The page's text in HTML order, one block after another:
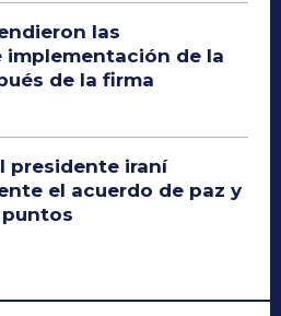
las
implementación de la
de la firma
presidente iraní
el acuerdo de paz y
puntos